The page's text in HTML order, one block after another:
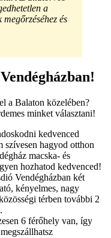
a
és
a Balaton közelében?
minket választani!
kedvenced
szívesen hagyod otthon
macska- és
hozhatod kedvenced!
Vendégházban két
kényelmes, nagy
térben további 2
6 férőhely van, így